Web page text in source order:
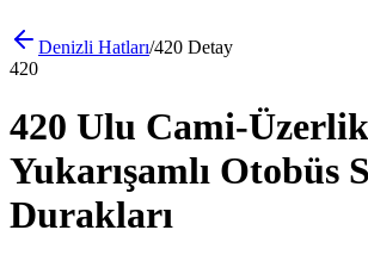
Denizli Hatları/420 Detay
420
420 Ulu Cami-
Yukarışamlı Otobüs
Durakları